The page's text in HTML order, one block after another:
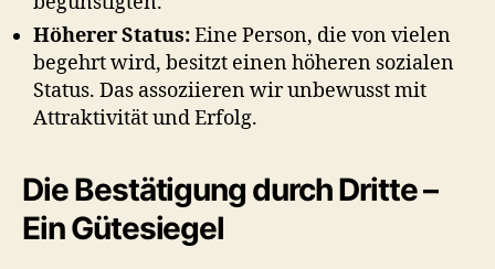
Höherer Status:Eine Person, die von vielen
begehrt wird, besitzt einen höheren sozialen
Status. Das assoziieren wir unbewusst mit
Attraktivität und Erfolg.
Die Bestätigung durch Dritte –
Ein Gütesiegel